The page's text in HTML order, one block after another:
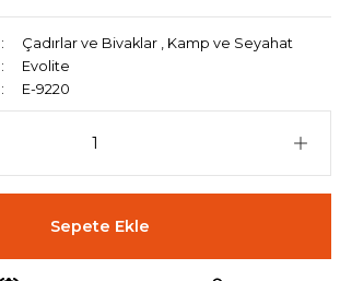
Çadırlar ve Bivaklar , Kamp ve Seyahat
Evolite
E-9220
Sepete Ekle